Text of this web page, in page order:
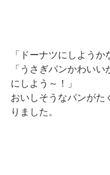
「ドーナツにしようか
「うさぎパンかわい
にしよう～！」
おいしそうなパンがた
りました。